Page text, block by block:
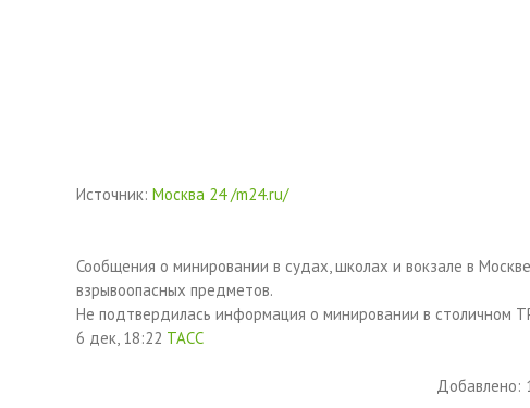
Источник:Москва 24 /m24.ru/
Сообщения о минировании в судах, школах и вокзале в
взрывоопасных предметов.
Не подтвердилась информация о минировании в столичном
6 дек, 18:22 ТАСС
Добавлено: